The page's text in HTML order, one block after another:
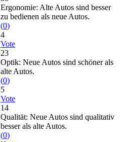
Ergonomie: Alte Autos sind besser
zu bedienen als neue Autos.
(0)
4
Vote
23
Optik: Neue Autos sind schöner als
alte Autos.
(0)
5
Vote
14
Qualität: Neue Autos sind qualitativ
besser als alte Autos.
(0)